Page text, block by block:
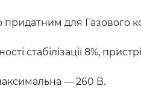
для Газового
стабілізації 8%,
— 260 В.